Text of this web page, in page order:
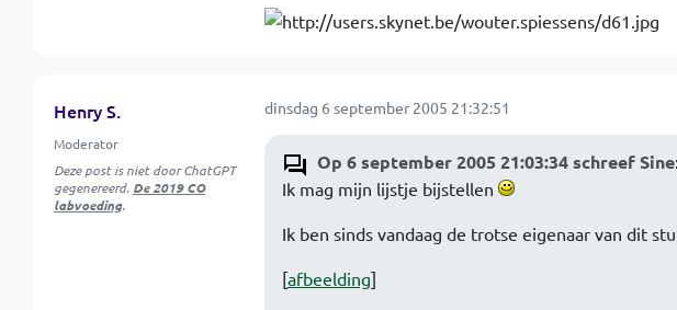
Henry S.
Moderator
Deze post is niet door ChatGPT
gegenereerd. De 2019 CO
labvoeding.
dinsdag 6 september 2005 21:32:51
Op 6 september 2005 21:03:34 schreef Sine:
Ik mag mijn lijstje bijstellen
Ik ben sinds vandaag de trotse eigenaar van dit
[afbeelding]